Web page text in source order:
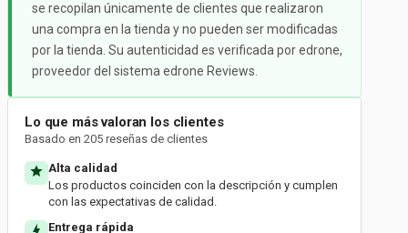
se recopilan únicamente de clientes que realizaron
una compra en la tienda y no pueden ser modificadas
por la tienda. Su autenticidad es verificada por edrone,
proveedor del sistema edrone Reviews.
Lo que más valoran los clientes
Basado en 205 reseñas de clientes
Alta calidad
Los productos coinciden con la descripción y cumplen
con las expectativas de calidad.
Entrega rápida